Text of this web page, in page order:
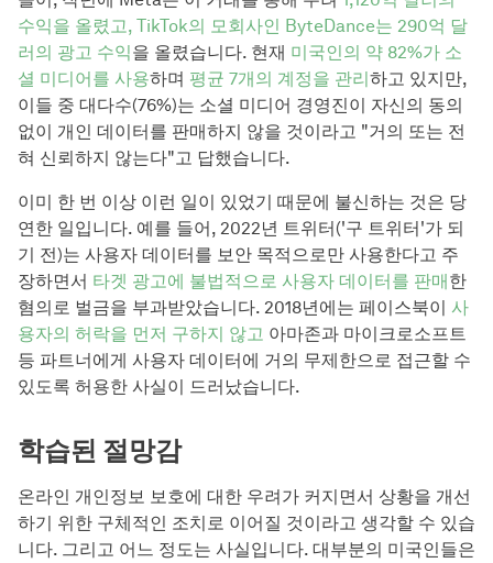
수익을 올렸고, TikTok의 모회사인 ByteDance는 290억 달
러의 광고 수익을 올렸습니다. 현재 미국인의 약 82%가 소
셜 미디어를 사용하며 평균 7개의 계정을 관리하고 있지만,
이들 중 대다수(76%)는 소셜 미디어 경영진이 자신의 동의
없이 개인 데이터를 판매하지 않을 것이라고 "거의 또는 전
혀 신뢰하지 않는다"고 답했습니다.
이미 한 번 이상 이런 일이 있었기 때문에 불신하는 것은 당
연한 일입니다. 예를 들어, 2022년 트위터('구 트위터'가 되
기 전)는 사용자 데이터를 보안 목적으로만 사용한다고 주
장하면서 타겟 광고에 불법적으로 사용자 데이터를 판매한
혐의로 벌금을 부과받았습니다. 2018년에는 페이스북이 사
용자의 허락을 먼저 구하지 않고 아마존과 마이크로소프트
등 파트너에게 사용자 데이터에 거의 무제한으로 접근할 수
있도록 허용한 사실이 드러났습니다.
학습된 절망감
온라인 개인정보 보호에 대한 우려가 커지면서 상황을 개선
하기 위한 구체적인 조치로 이어질 것이라고 생각할 수 있습
니다. 그리고 어느 정도는 사실입니다. 대부분의 미국인들은